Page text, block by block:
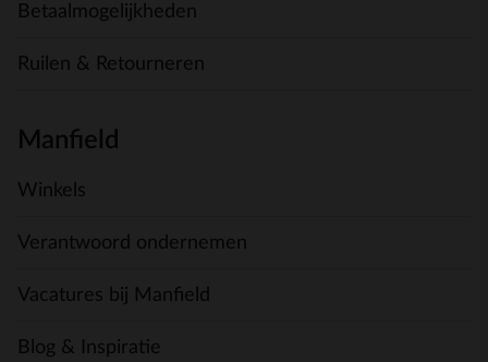
Betaalmogelijkheden
Ruilen & Retourneren
Manfield
Winkels
Verantwoord ondernemen
Vacatures bij Manfield
Blog & Inspiratie